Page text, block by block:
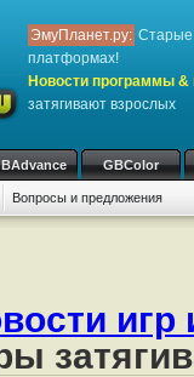
ЭмуПланет.ру: Старые
платформах!
Новости программы &
затягивают взрослых
GBColor
Вопросы и предложения
игр